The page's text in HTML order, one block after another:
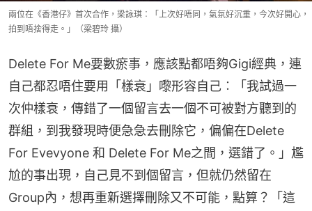
兩位在《香港仔》首次合作，梁詠琪︰「上次好唔同，氣氛好沉重，今次好開心，
拍到唔捨得走。」（梁碧玲 攝）
Delete For Me要數瘀事，應該點都唔夠Gigi經典，連
自己都忍唔住要用「樣衰」嚟形容自己︰「我試過一
次仲樣衰，傳錯了一個留言去一個不可被對方聽到的
群組，到我發現時便急急去刪除它，偏偏在Delete
For Evevyone 和 Delete For Me之間，選錯了。」尷
尬的事出現，自己見不到個留言，但就仍然留在
Group內，想再重新選擇刪除又不可能，點算？「這